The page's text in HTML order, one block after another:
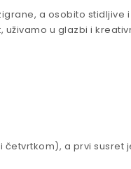
a osobito
u glazbi i
četvrtkom), a prvi susret